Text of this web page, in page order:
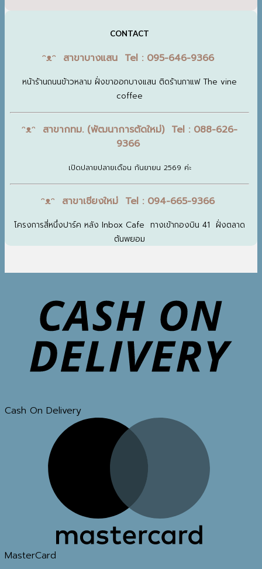
CONTACT
ᵔᴥᵔ สาขาบางแสน Tel : 095-646-9366
หน้าร้านถนนข้าวหลาม ฝั่งขาออกบางแสน ติดร้านกาแฟ The vine
coffee
ᵔᴥᵔ สาขากทม. (พัฒนาการตัดใหม่) Tel : 088-626-
9366
เปิดปลายปลายเดือน กันยายน 2569 ค่ะ
ᵔᴥᵔ สาขาเชียงใหม่ Tel : 094-665-9366
โครงการสี่หนึ่งปาร์ค หลัง Inbox Cafe ทางเข้ากองบิน 41 ฝั่งตลาด
ต้นพยอม
Cash On Delivery
MasterCard